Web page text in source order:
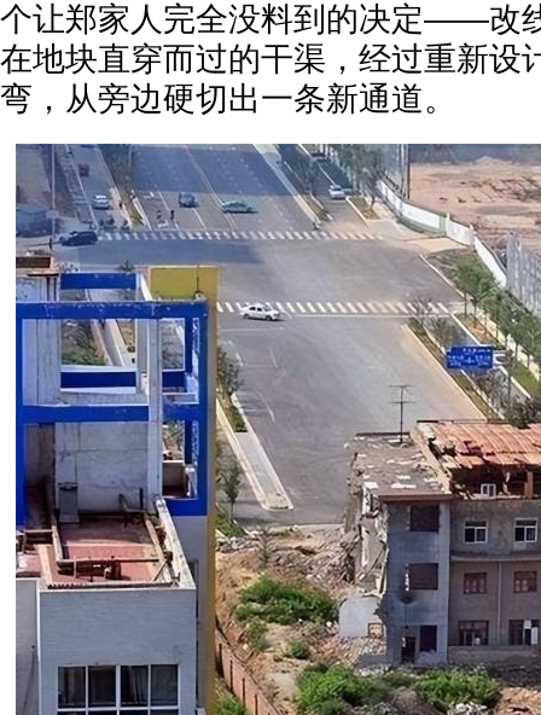
个让郑家人完全没料到的决定——改
在地块直穿而过的干渠，经过重新设
弯，从旁边硬切出一条新通道。